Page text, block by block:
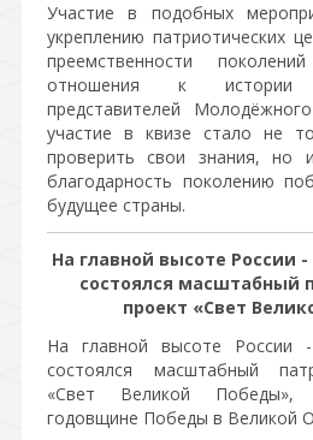
Участие в подобных
укреплению патриотических
преемственности
отношения к истории
представителей
участие в квизе стало не
проверить свои знания, но
благодарность поколению
будущее страны.
На главной высоте России
состоялся масштабный
проект «Свет
На главной высоте России
состоялся масштабный
«Свет Великой Победы»,
годовщине Победы в Великой